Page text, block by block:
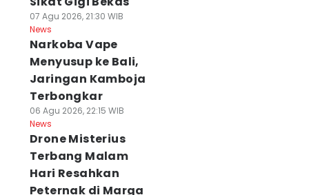
07 Agu 2026, 21:30 WIB
News
Narkoba Vape
Menyusup ke Bali,
Jaringan Kamboja
Terbongkar
06 Agu 2026, 22:15 WIB
News
Drone Misterius
Terbang Malam
Hari Resahkan
Peternak di Marga